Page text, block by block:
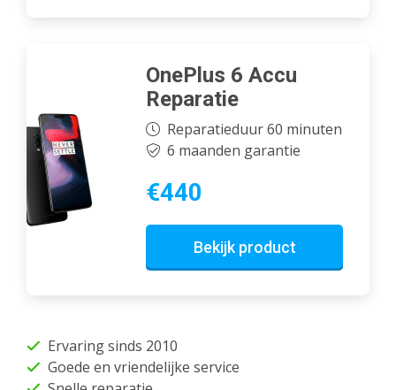
OnePlus 6 Accu
Reparatie
Reparatieduur 60 minuten
6 maanden garantie
€440
Bekijk product
Ervaring sinds 2010
Goede en vriendelijke service